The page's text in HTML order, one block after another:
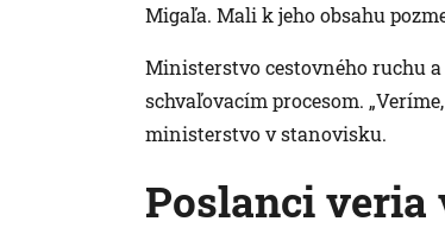
Migaľa. Mali k jeho obsahu
Ministerstvo cestovného ruchu
schvaľovacím procesom.
ministerstvo v stanovisku.
Poslanci veria